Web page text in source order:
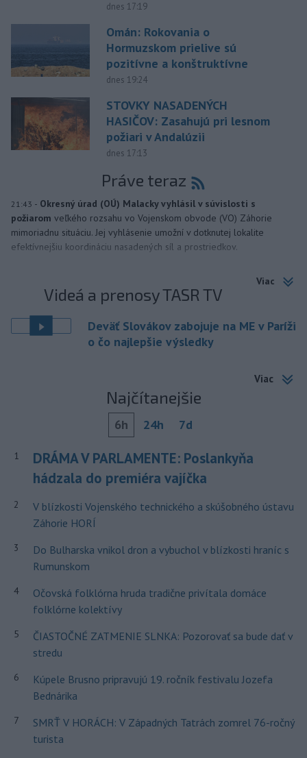
dnes 17:19
Omán: Rokovania o
Hormuzskom prielive sú
pozitívne a konštruktívne
dnes 19:24
STOVKY NASADENÝCH
HASIČOV: Zasahujú pri lesnom
požiari v Andalúzii
dnes 17:13
Práve teraz
21:43 - Okresný úrad (OÚ) Malacky vyhlásil v súvislosti s
požiarom veľkého rozsahu vo Vojenskom obvode (VO) Záhorie
mimoriadnu situáciu. Jej vyhlásenie umožní v dotknutej lokalite
efektívnejšiu koordináciu nasadených síl a prostriedkov.
Viac
Videá a prenosy TASR TV
Deväť Slovákov zabojuje na ME v Paríži
o čo najlepšie výsledky
Viac
Najčítanejšie
6h 24h 7d
1
DRÁMA V PARLAMENTE: Poslankyňa
hádzala do premiéra vajíčka
2
V blízkosti Vojenského technického a skúšobného ústavu
Záhorie HORÍ
3
Do Bulharska vnikol dron a vybuchol v blízkosti hraníc s
Rumunskom
4
Očovská folklórna hruda tradične privítala domáce
folklórne kolektívy
5
ČIASTOČNÉ ZATMENIE SLNKA: Pozorovať sa bude dať v
stredu
6
Kúpele Brusno pripravujú 19. ročník festivalu Jozefa
Bednárika
7
SMRŤ V HORÁCH: V Západných Tatrách zomrel 76-ročný
turista